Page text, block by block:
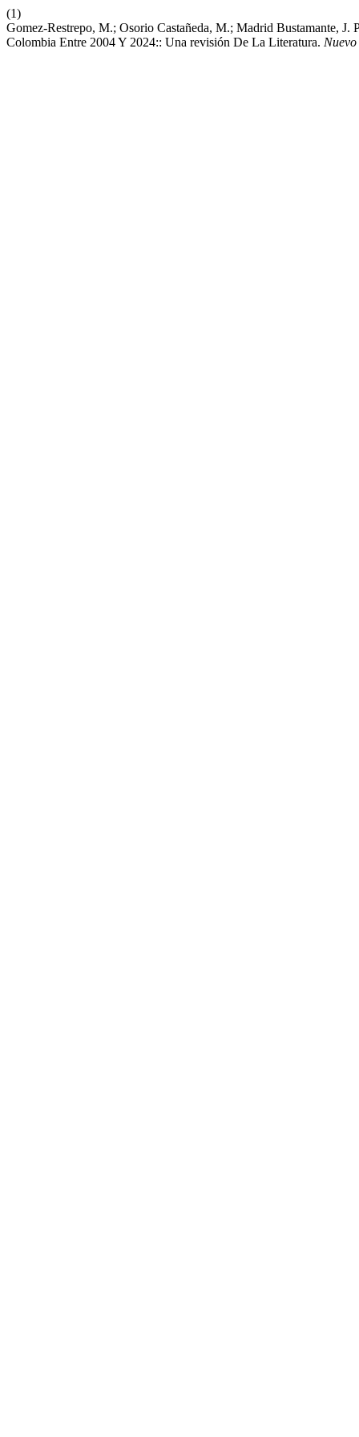
(1)
Gomez-Restrepo, M.; Osorio Castañeda, M.; Madrid Bustamante,
Colombia Entre 2004 Y 2024:: Una revisión De La Literatura.